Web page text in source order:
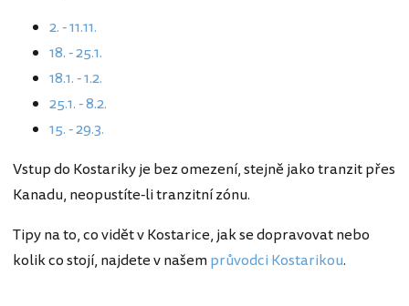
2. - 11.11.
18. - 25.1.
18.1. - 1.2.
25.1. - 8.2.
15. - 29.3.
Vstup do Kostariky je bez omezení, stejně jako tranzit přes
Kanadu, neopustíte-li tranzitní zónu.
Tipy na to, co vidět v Kostarice, jak se dopravovat nebo
kolik co stojí, najdete v našemprůvodci Kostarikou.